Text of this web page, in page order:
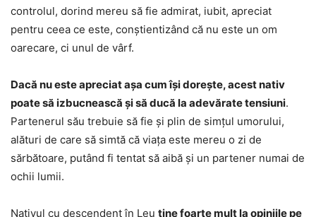
controlul, dorind mereu să fie admirat, iubit, apreciat
pentru ceea ce este, conștientizând că nu este un om
oarecare, ci unul de vârf.
Dacă nu este apreciat așa cum își dorește, acest nativ
poate să izbucnească și să ducă la adevărate tensiuni.
Partenerul său trebuie să fie și plin de simțul umorului,
alături de care să simtă că viața este mereu o zi de
sărbătoare, putând fi tentat să aibă și un partener numai de
ochii lumii.
Nativul cu descendent în Leu ține foarte mult la opiniile pe